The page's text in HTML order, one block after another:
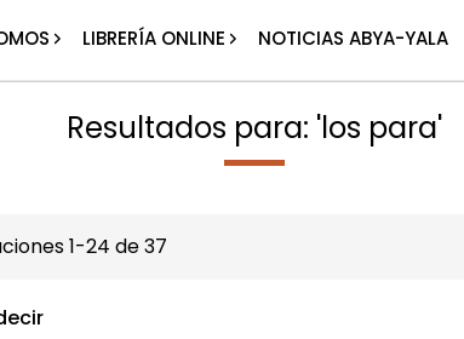
LIBRERÍA ONLINE NOTICIAS ABYA-YALA
Resultados para: 'los para'
1-24 de37